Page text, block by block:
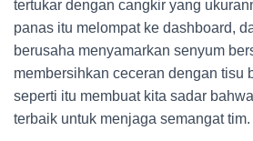
tertukar dengan cangkir yang
panas itu melompat ke dashboard,
berusaha menyamarkan senyum
membersihkan ceceran dengan tisu
seperti itu membuat kita sadar
terbaik untuk menjaga semangat tim.